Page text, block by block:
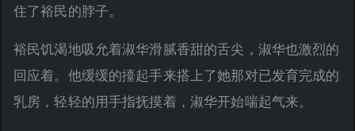
住了裕民的脖子。
裕民饥渴地吸允着淑华滑腻香甜的舌尖，淑华也激烈的
回应着。他缓缓的擡起手来搭上了她那对已发育完成的
乳房，轻轻的用手指抚摸着，淑华开始喘起气来。